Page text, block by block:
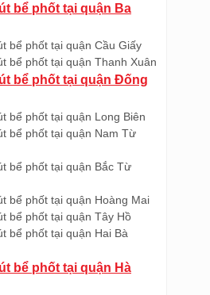
bể phốt tại quận Ba
bể phốt tại quận Cầu Giấy
bể phốt tại quận Thanh Xuân
bể phốt tại quận Đống
bể phốt tại quận Long Biên
bể phốt tại quận Nam Từ
bể phốt tại quận Bắc Từ
bể phốt tại quận Hoàng Mai
bể phốt tại quận Tây Hồ
bể phốt tại quận Hai Bà
bể phốt tại quận Hà